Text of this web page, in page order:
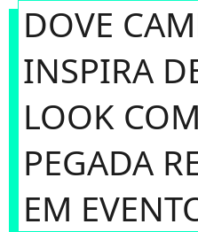
DOVE
INSPIRA
LOOK COM
PEGADA
EM